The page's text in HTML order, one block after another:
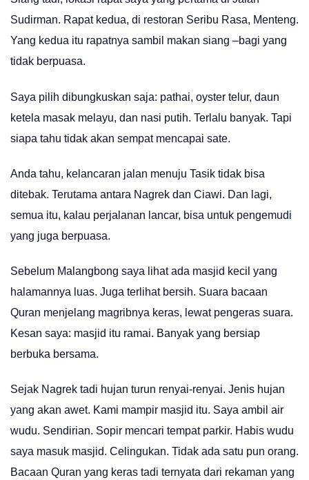
Sudirman. Rapat kedua, di restoran Seribu Rasa, Menteng.
Yang kedua itu rapatnya sambil makan siang –bagi yang
tidak berpuasa.
Saya pilih dibungkuskan saja: pathai, oyster telur, daun
ketela masak melayu, dan nasi putih. Terlalu banyak. Tapi
siapa tahu tidak akan sempat mencapai sate.
Anda tahu, kelancaran jalan menuju Tasik tidak bisa
ditebak. Terutama antara Nagrek dan Ciawi. Dan lagi,
semua itu, kalau perjalanan lancar, bisa untuk pengemudi
yang juga berpuasa.
Sebelum Malangbong saya lihat ada masjid kecil yang
halamannya luas. Juga terlihat bersih. Suara bacaan
Quran menjelang magribnya keras, lewat pengeras suara.
Kesan saya: masjid itu ramai. Banyak yang bersiap
berbuka bersama.
Sejak Nagrek tadi hujan turun renyai-renyai. Jenis hujan
yang akan awet. Kami mampir masjid itu. Saya ambil air
wudu. Sendirian. Sopir mencari tempat parkir. Habis wudu
saya masuk masjid. Celingukan. Tidak ada satu pun orang.
Bacaan Quran yang keras tadi ternyata dari rekaman yang